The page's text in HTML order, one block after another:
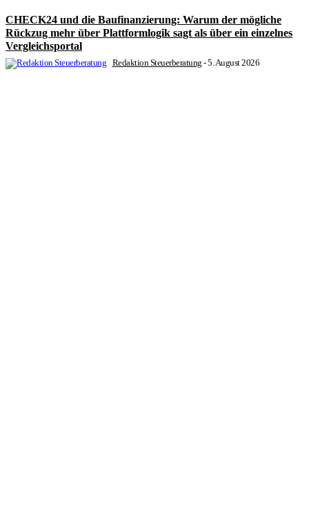
CHECK24 und die Baufinanzierung: Warum der mögliche
Rückzug mehr über Plattformlogik sagt als über ein einzelnes
Vergleichsportal
Redaktion Steuerberatung -5. August 2026